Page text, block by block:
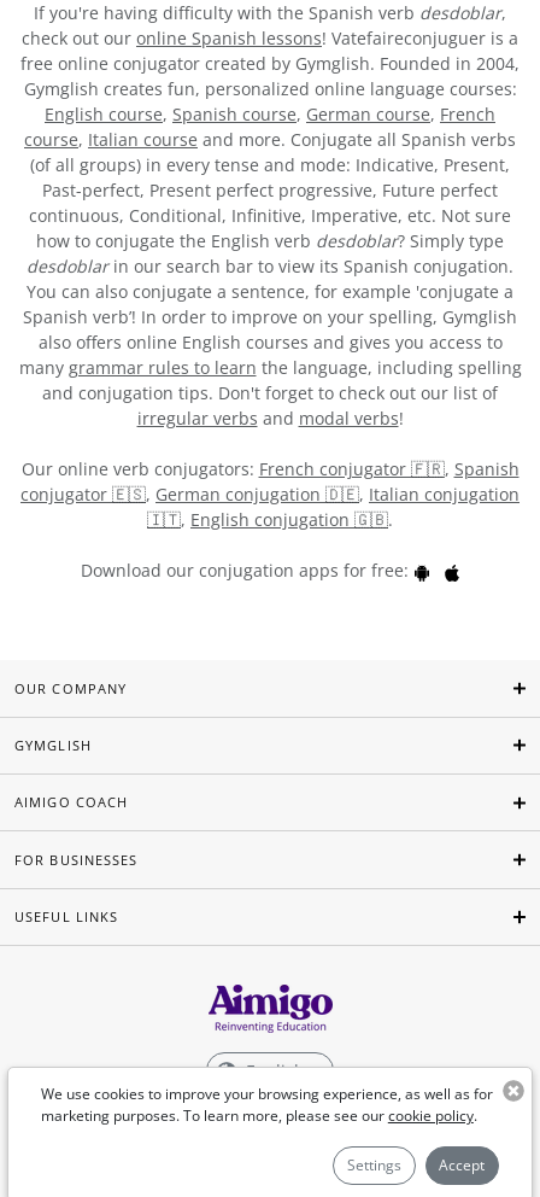
If you're having difficulty with the Spanish verb desdoblar,
check out our online Spanish lessons! Vatefaireconjuguer is a
free online conjugator created by Gymglish. Founded in 2004,
Gymglish creates fun, personalized online language courses:
English course, Spanish course, German course, French
course, Italian course and more. Conjugate all Spanish verbs
(of all groups) in every tense and mode: Indicative, Present,
Past-perfect, Present perfect progressive, Future perfect
continuous, Conditional, Infinitive, Imperative, etc. Not sure
how to conjugate the English verb desdoblar? Simply type
desdoblarin our search bar to view its Spanish conjugation.
You can also conjugate a sentence, for example 'conjugate a
Spanish verb’! In order to improve on your spelling, Gymglish
also offers online English courses and gives you access to
many grammar rules to learn the language, including spelling
and conjugation tips. Don't forget to check out our list of
irregular verbs and modal verbs!
Our online verb conjugators: French conjugator 🇫🇷, Spanish
conjugator 🇪🇸, German conjugation 🇩🇪, Italian conjugation
🇮🇹, English conjugation 🇬🇧.
Download our conjugation apps for free:
We use cookies to improve your browsing experience, as well as for
marketing purposes. To learn more, please see ourcookie policy.
Settings Accept
OUR COMPANY
GYMGLISH
AIMIGO COACH
FOR BUSINESSES
USEFUL LINKS
English
©Aimigo 2026